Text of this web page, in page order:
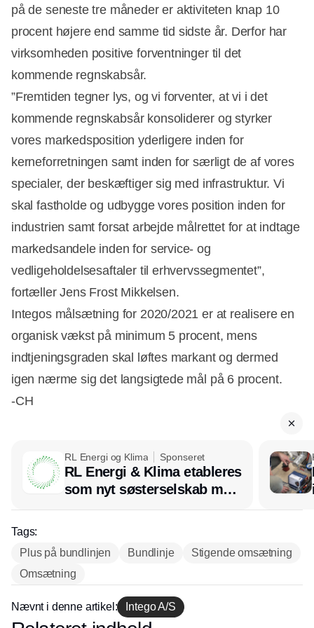
på de seneste tre måneder er aktiviteten knap 10
procent højere end samme tid sidste år. Derfor har
virksomheden positive forventninger til det
kommende regnskabsår.
”Fremtiden tegner lys, og vi forventer, at vi i det
kommende regnskabsår konsoliderer og styrker
vores markedsposition yderligere inden for
kerneforretningen samt inden for særligt de af vores
specialer, der beskæftiger sig med infrastruktur. Vi
skal fastholde og udbygge vores position inden for
industrien samt forsat arbejde målrettet for at indtage
markedsandele inden for service- og
vedligeholdelsesaftaler til erhvervssegmentet”,
fortæller Jens Frost Mikkelsen.
Integos målsætning for 2020/2021 er at realisere en
organisk vækst på minimum 5 procent, mens
indtjeningsgraden skal løftes markant og dermed
igen nærme sig det langsigtede mål på 6 procent.
-CH
RL Energi og Klima Sponseret
RL Energi & Klima etableres
som nyt søsterselskab med
afsæt i RL Ventilation
Tags:
Plus på bundlinjen
Bundlinje
Stigende omsætning
Omsætning
Nævnt i denne artikel: Intego A/S